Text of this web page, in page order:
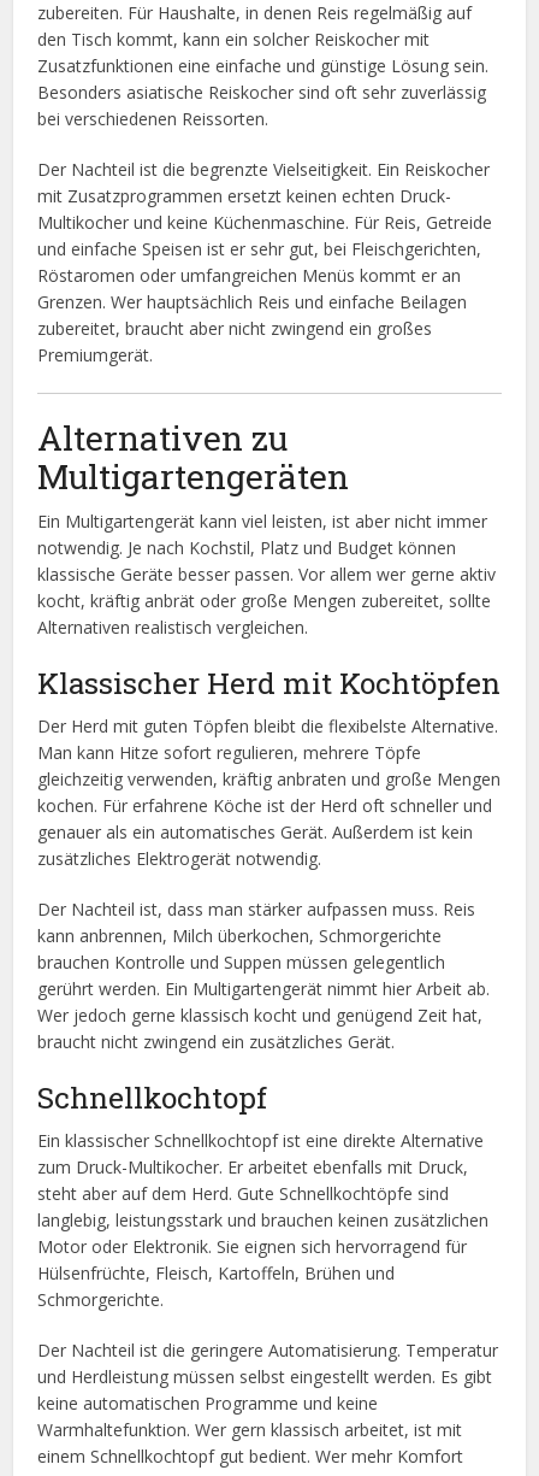
zubereiten. Für Haushalte, in denen Reis regelmäßig auf
den Tisch kommt, kann ein solcher Reiskocher mit
Zusatzfunktionen eine einfache und günstige Lösung sein.
Besonders asiatische Reiskocher sind oft sehr zuverlässig
bei verschiedenen Reissorten.
Der Nachteil ist die begrenzte Vielseitigkeit. Ein Reiskocher
mit Zusatzprogrammen ersetzt keinen echten Druck-
Multikocher und keine Küchenmaschine. Für Reis, Getreide
und einfache Speisen ist er sehr gut, bei Fleischgerichten,
Röstaromen oder umfangreichen Menüs kommt er an
Grenzen. Wer hauptsächlich Reis und einfache Beilagen
zubereitet, braucht aber nicht zwingend ein großes
Premiumgerät.
Alternativen zu
Multigartengeräten
Ein Multigartengerät kann viel leisten, ist aber nicht immer
notwendig. Je nach Kochstil, Platz und Budget können
klassische Geräte besser passen. Vor allem wer gerne aktiv
kocht, kräftig anbrät oder große Mengen zubereitet, sollte
Alternativen realistisch vergleichen.
Klassischer Herd mit Kochtöpfen
Der Herd mit guten Töpfen bleibt die flexibelste Alternative.
Man kann Hitze sofort regulieren, mehrere Töpfe
gleichzeitig verwenden, kräftig anbraten und große Mengen
kochen. Für erfahrene Köche ist der Herd oft schneller und
genauer als ein automatisches Gerät. Außerdem ist kein
zusätzliches Elektrogerät notwendig.
Der Nachteil ist, dass man stärker aufpassen muss. Reis
kann anbrennen, Milch überkochen, Schmorgerichte
brauchen Kontrolle und Suppen müssen gelegentlich
gerührt werden. Ein Multigartengerät nimmt hier Arbeit ab.
Wer jedoch gerne klassisch kocht und genügend Zeit hat,
braucht nicht zwingend ein zusätzliches Gerät.
Schnellkochtopf
Ein klassischer Schnellkochtopf ist eine direkte Alternative
zum Druck-Multikocher. Er arbeitet ebenfalls mit Druck,
steht aber auf dem Herd. Gute Schnellkochtöpfe sind
langlebig, leistungsstark und brauchen keinen zusätzlichen
Motor oder Elektronik. Sie eignen sich hervorragend für
Hülsenfrüchte, Fleisch, Kartoffeln, Brühen und
Schmorgerichte.
Der Nachteil ist die geringere Automatisierung. Temperatur
und Herdleistung müssen selbst eingestellt werden. Es gibt
keine automatischen Programme und keine
Warmhaltefunktion. Wer gern klassisch arbeitet, ist mit
einem Schnellkochtopf gut bedient. Wer mehr Komfort